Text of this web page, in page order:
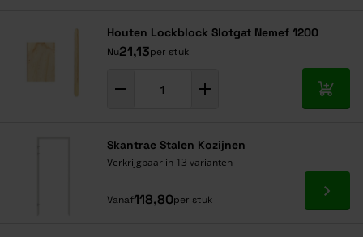
Houten Lockblock Slotgat Nemef 1200
Nu21,13per stuk
In
Skantrae Stalen Kozijnen
Verkrijgbaar in 13 varianten
Vanaf118,80per stuk Ga